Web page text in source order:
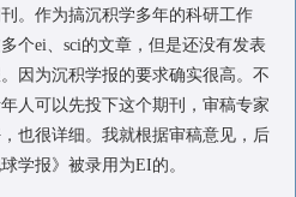
。作为搞沉积学多年的科研工作
个ei、sci的文章，但是还没有发表
因为沉积学报的要求确实很高。不
人可以先投下这个期刊，审稿专家
也很详细。我就根据审稿意见，后
学报》被录用为EI的。